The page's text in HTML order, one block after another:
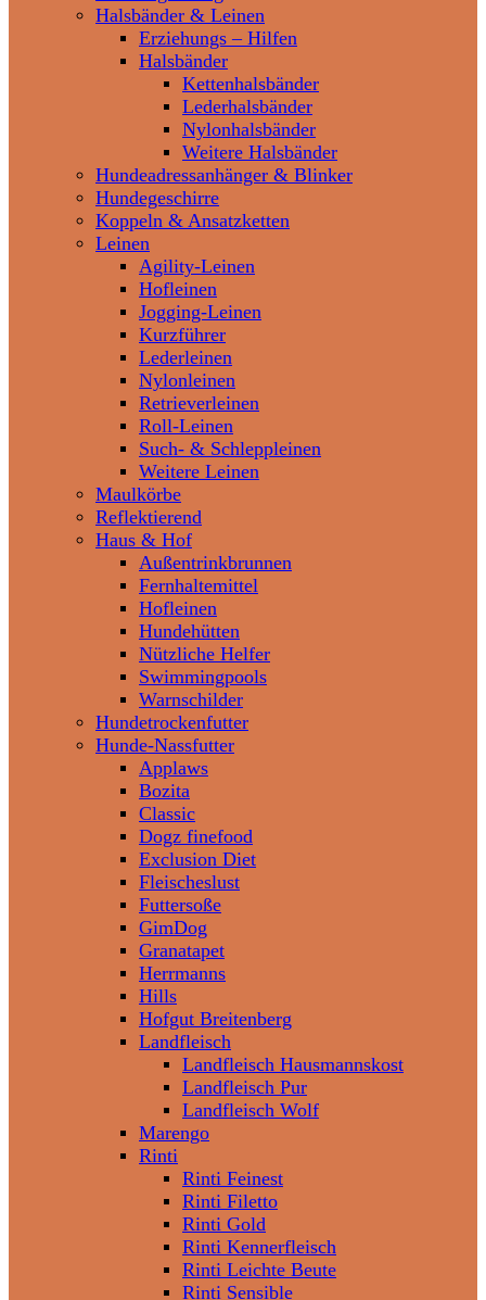
Halsbänder & Leinen
Erziehungs – Hilfen
Halsbänder
Kettenhalsbänder
Lederhalsbänder
Nylonhalsbänder
Weitere Halsbänder
Hundeadressanhänger & Blinker
Hundegeschirre
Koppeln & Ansatzketten
Leinen
Agility-Leinen
Hofleinen
Jogging-Leinen
Kurzführer
Lederleinen
Nylonleinen
Retrieverleinen
Roll-Leinen
Such- & Schleppleinen
Weitere Leinen
Maulkörbe
Reflektierend
Haus & Hof
Außentrinkbrunnen
Fernhaltemittel
Hofleinen
Hundehütten
Nützliche Helfer
Swimmingpools
Warnschilder
Hundetrockenfutter
Hunde-Nassfutter
Applaws
Bozita
Classic
Dogz finefood
Exclusion Diet
Fleischeslust
Futtersoße
GimDog
Granatapet
Herrmanns
Hills
Hofgut Breitenberg
Landfleisch
Landfleisch Hausmannskost
Landfleisch Pur
Landfleisch Wolf
Marengo
Rinti
Rinti Feinest
Rinti Filetto
Rinti Gold
Rinti Kennerfleisch
Rinti Leichte Beute
Rinti Sensible